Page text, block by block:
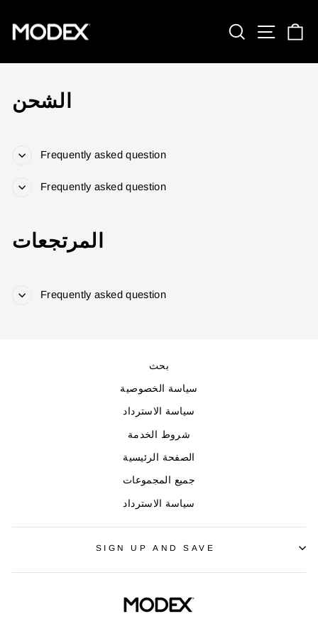
إلى
المحتوى
بحث
ENTER YOUR AGASTI
CHECK ELIGIBILITY
BUY NOW
الشحن
Frequently asked question
Frequently asked question
المرتجعات
Frequently asked question
بحث
سياسة الخصوصية
سياسة الاسترداد
شروط الخدمة
الصفحة الرئيسية
جميع المجموعات
سياسة الاسترداد
SIGN UP AND SAVE